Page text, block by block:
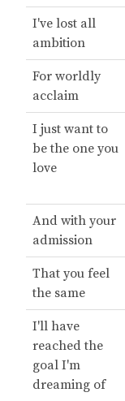
I've lost all
ambition
For worldly
acclaim
I just want to
be the one you
love
And with your
admission
That you feel
the same
I'll have
reached the
goal I'm
dreaming of